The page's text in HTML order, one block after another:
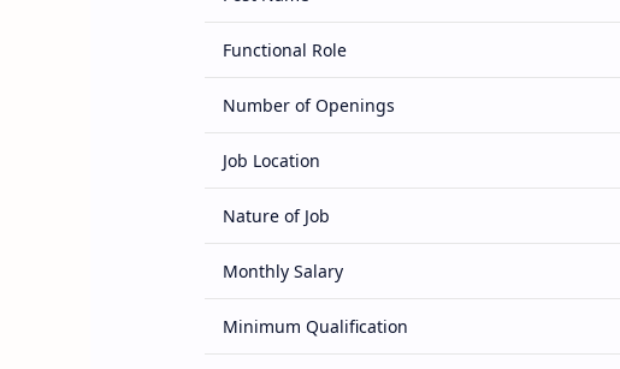
Functional Role
Number of Openings
Job Location
Nature of Job
Monthly Salary
Minimum Qualification